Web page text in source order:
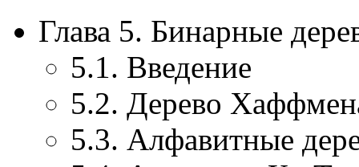
Глава 5. Бинарные
5.1. Введение
5.2. Дерево
5.3. Алфавитные